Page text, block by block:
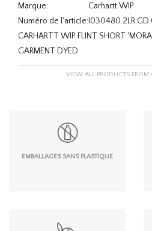
Marque:
Carhartt WIP
Numéro de l'article:
CARHARTT WIP FLINT SHORT
GARMENT DYED
VIEW ALL PRODUCTS FROM
EMBALLAGES SANS PLASTIQUE